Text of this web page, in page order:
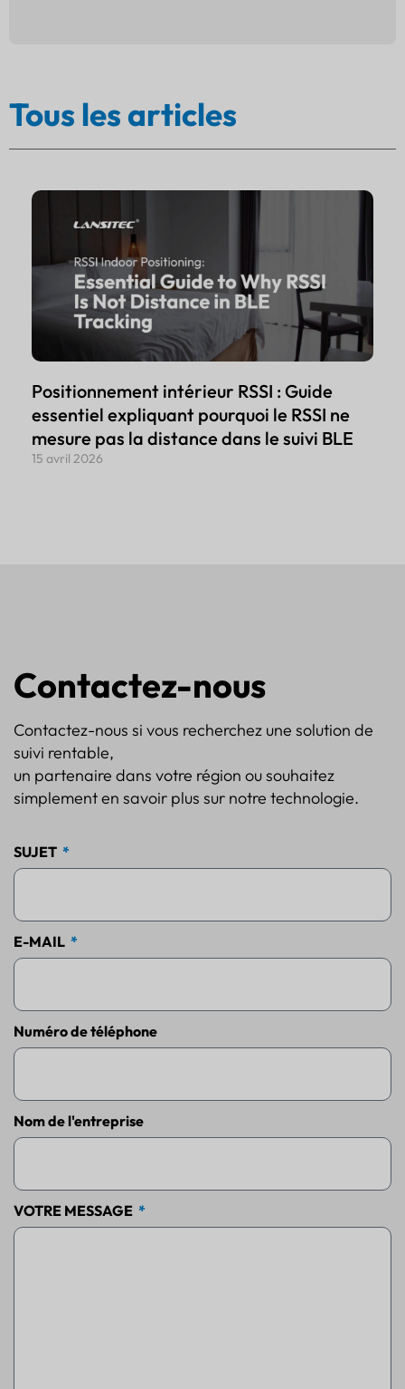
Tous les articles
Positionnement intérieur RSSI : Guide
essentiel expliquant pourquoi le RSSI ne
mesure pas la distance dans le suivi BLE
15 avril 2026
Contactez-nous
Contactez-nous si vous recherchez une solution de
suivi rentable,
un partenaire dans votre région ou souhaitez
simplement en savoir plus sur notre technologie.
SUJET
E-MAIL
Numéro de téléphone
Nom de l'entreprise
VOTRE MESSAGE